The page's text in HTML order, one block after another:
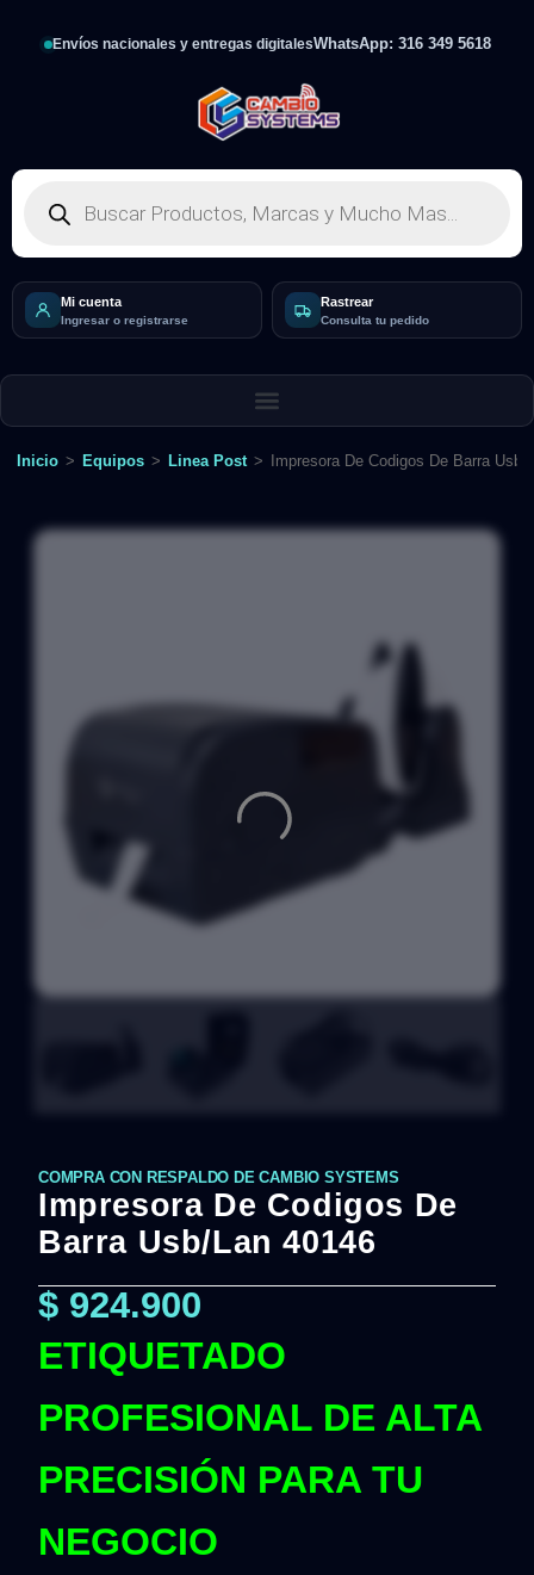
Envíos nacionales y entregas digitalesWhatsApp: 316 349 5618
Mi cuenta
Ingresar o registrarse
Rastrear
Consulta tu pedido
Inicio > Equipos > Linea Post > Impresora De Codigos De Barra Usb/
COMPRA CON RESPALDO DE CAMBIO SYSTEMS
Impresora De Codigos De
Barra Usb/Lan 40146
$ 924.900
ETIQUETADO
PROFESIONAL DE ALTA
PRECISIÓN PARA TU
NEGOCIO